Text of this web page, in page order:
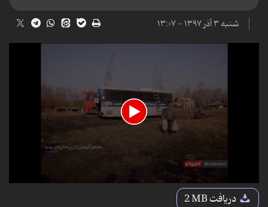
شنبه ۳ آذر ۱۳۹۷ - ۱۳:۰۷
0
دریافت2 MB